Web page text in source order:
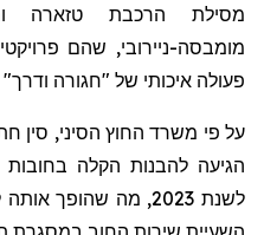
מסילת הרכבת טזארה
מומבסה-ניירובי, שהם
פעולה איכותי של "חגורה ודרך"
על פי משרד החוץ הסיני, סין
לשנת 2023, מה